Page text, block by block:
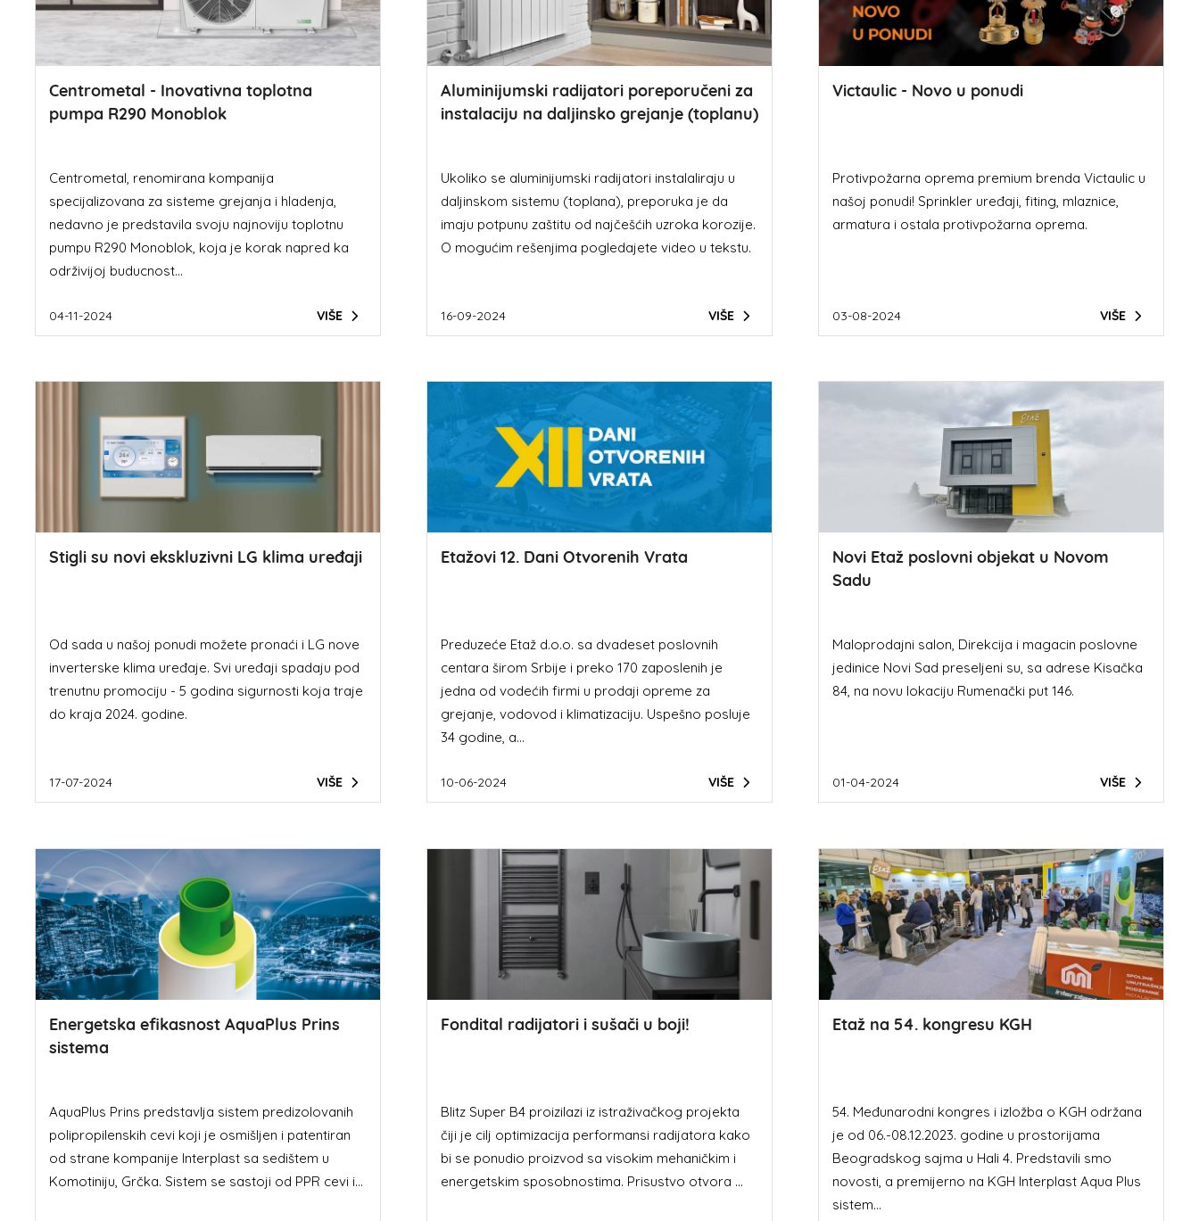
Centrometal - Inovativna toplotna
pumpa R290 Monoblok
Centrometal, renomirana kompanija
specijalizovana za sisteme grejanja i hladenja,
nedavno je predstavila svoju najnoviju toplotnu
pumpu R290 Monoblok, koja je korak napred ka
održivijoj buducnost...
04-11-2024 VIŠE
Aluminijumski radijatori poreporučeni za
instalaciju na daljinsko grejanje (toplanu)
Ukoliko se aluminijumski radijatori instalaliraju u
daljinskom sistemu (toplana), preporuka je da
imaju potpunu zaštitu od najčešćih uzroka korozije.
O mogućim rešenjima pogledajete video u tekstu.
16-09-2024 VIŠE
Victaulic - Novo u ponudi
Protivpožarna oprema premium brenda Victaulic u
našoj ponudi! Sprinkler uređaji, fiting, mlaznice,
armatura i ostala protivpožarna oprema.
03-08-2024 VIŠE
Stigli su novi ekskluzivni LG klima uređaji
Od sada u našoj ponudi možete pronaći i LG nove
inverterske klima uređaje. Svi uređaji spadaju pod
trenutnu promociju - 5 godina sigurnosti koja traje
do kraja 2024. godine.
17-07-2024 VIŠE
Etažovi 12. Dani Otvorenih Vrata
Preduzeće Etaž d.o.o. sa dvadeset poslovnih
centara širom Srbije i preko 170 zaposlenih je
jedna od vodećih firmi u prodaji opreme za
grejanje, vodovod i klimatizaciju. Uspešno posluje
34 godine, a...
10-06-2024 VIŠE
Novi Etaž poslovni objekat u Novom
Sadu
Maloprodajni salon, Direkcija i magacin poslovne
jedinice Novi Sad preseljeni su, sa adrese Kisačka
84, na novu lokaciju Rumenački put 146.
01-04-2024 VIŠE
Energetska efikasnost AquaPlus Prins
sistema
AquaPlus Prins predstavlja sistem predizolovanih
polipropilenskih cevi koji je osmišljen i patentiran
od strane kompanije Interplast sa sedištem u
Komotiniju, Grčka. Sistem se sastoji od PPR cevi i...
Fondital radijatori i sušači u boji!
Blitz Super B4 proizilazi iz istraživačkog projekta
čiji je cilj optimizacija performansi radijatora kako
bi se ponudio proizvod sa visokim mehaničkim i
energetskim sposobnostima. Prisustvo otvora ...
Etaž na 54. kongresu KGH
54. Međunarodni kongres i izložba o KGH održana
je od 06.-08.12.2023. godine u prostorijama
Beogradskog sajma u Hali 4. Predstavili smo
novosti, a premijerno na KGH Interplast Aqua Plus
sistem...